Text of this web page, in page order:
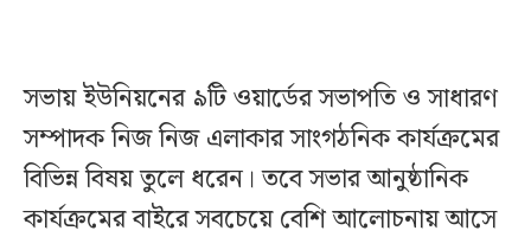
সভায় ইউনিয়নের ৯টি ওয়ার্ডের সভাপতি ও সাধারণ
সম্পাদক নিজ নিজ এলাকার সাংগঠনিক কার্যক্রমের
বিভিন্ন বিষয় তুলে ধরেন। তবে সভার আনুষ্ঠানিক
কার্যক্রমের বাইরে সবচেয়ে বেশি আলোচনায় আসে